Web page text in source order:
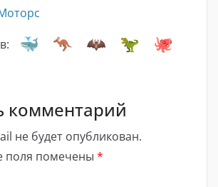
комментарий
не будет опубликован.
поля помечены *